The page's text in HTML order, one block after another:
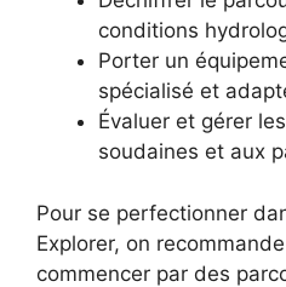
conditions
Porter un
spécialisé et
Évaluer et gérer
soudaines et aux
Pour se perfectionner
Explorer, on
commencer par des